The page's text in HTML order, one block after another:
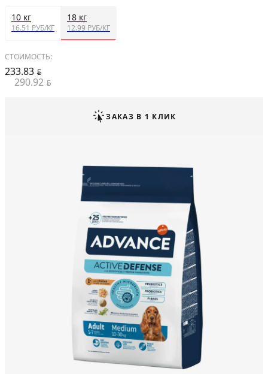
10 кг
16.51 РУБ/КГ
18 кг
12.99 РУБ/КГ
СТОИМОСТЬ:
233.83 BYN
290.92 BYN
ЗАКАЗ В 1 КЛИК